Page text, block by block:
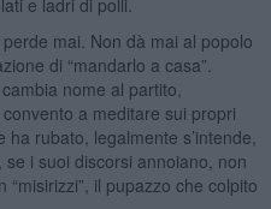
mai. Non dà mai al popolo
di “mandarlo a casa”.
nome al partito,
a meditare sui propri
rubato, legalmente s’intende,
i suoi discorsi annoiano, non
il pupazzo che colpito